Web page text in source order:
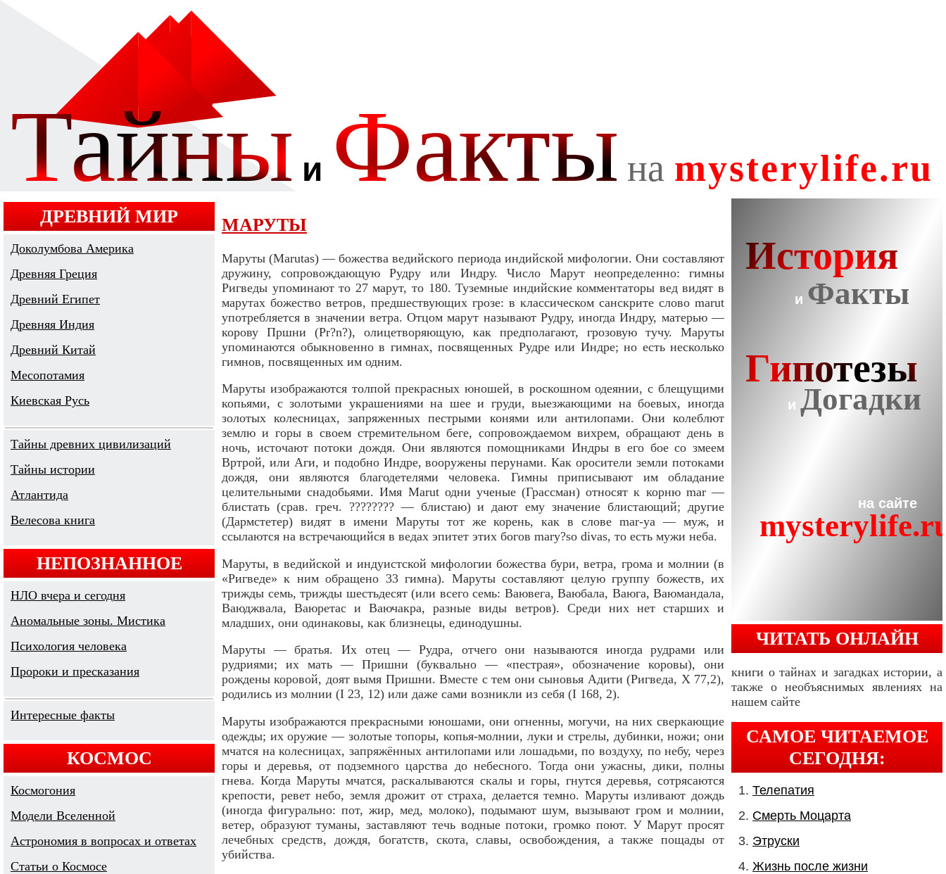
ДРЕВНИЙ МИР
Доколумбова Америка
Древняя Греция
Древний Египет
Древняя Индия
Древний Китай
Месопотамия
Киевская Русь
Тайны древних цивилизаций
Тайны истории
Атлантида
Велесова книга
НЕПОЗНАННОЕ
НЛО вчера и сегодня
Аномальные зоны. Мистика
Психология человека
Пророки и пресказания
Интересные факты
КОСМОС
Космогония
Модели Вселенной
Астрономия в вопросах и ответах
Cтатьи о Космосе
МАРУТЫ
Маруты (Marutas) — божества ведийского периода индийской мифологии. Они составляют
дружину, сопровождающую Рудру или Индру. Число Марут неопределенно: гимны
Ригведы упоминают то 27 марут, то 180. Туземные индийские комментаторы вед видят в
марутах божество ветров, предшествующих грозе: в классическом санскрите слово marut
употребляется в значении ветра.Отцом марут называют Рудру, иногда Индру, матерью —
корову Пршни (Pr?n?), олицетворяющую, как предполагают, грозовую тучу. Маруты
упоминаются обыкновенно в гимнах, посвященных Рудре или Индре; но есть несколько
гимнов, посвященных им одним.
Маруты изображаются толпой прекрасных юношей, в роскошном одеянии, с блещущими
копьями, с золотыми украшениями на шее и груди, выезжающими на боевых, иногда
золотых колесницах, запряженных пестрыми конями или антилопами. Они колеблют
землю и горы в своем стремительном беге, сопровождаемом вихрем, обращают день в
ночь, источают потоки дождя. Они являются помощниками Индры в его бое со змеем
Вртрой, или Аги, и подобно Индре, вооружены перунами. Как оросители земли потоками
дождя, они являются благодетелями человека. Гимны приписывают им обладание
целительными снадобьями. Имя Маrut одни ученые (Грассман) относят к корню mar —
блистать (срав. греч. ???????? — блистаю) и дают ему значение блистающий; другие
(Дармстетер) видят в имени Маруты тот же корень, как в слове mar-ya — муж, и
ссылаются на встречающийся в ведах эпитет этих богов mary?so divas, то есть мужи неба.
Маруты, в ведийской и индуистской мифологии божества бури, ветра, грома и молнии (в
«Ригведе» к ним обращено 33 гимна). Маруты составляют целую группу божеств, их
трижды семь, трижды шестьдесят (или всего семь: Ваювега, Ваюбала, Ваюга, Ваюмандала,
Ваюджвала, Ваюретас и Ваючакра, разные виды ветров). Среди них нет старших и
младших, они одинаковы, как близнецы, единодушны.
Маруты — братья. Их отец — Рудра, отчего они называются иногда рудрами или
рудриями; их мать — Пришни (буквально — «пестрая», обозначение коровы), они
рождены коровой, доят вымя Пришни. Вместе с тем они сыновья Адити (Pигведа, X 77,2),
родились из молнии (I 23, 12) или даже сами возникли из себя (I 168, 2).
Маруты изображаются прекрасными юношами, они огненны, могучи, на них сверкающие
одежды; их оружие — золотые топоры, копья-молнии, луки и стрелы, дубинки, ножи; они
мчатся на колесницах, запряжённых антилопами или лошадьми, по воздуху, по небу, через
горы и деревья, от подземного царства до небесного. Тогда они ужасны, дики, полны
гнева. Когда Маруты мчатся, раскалываются скалы и горы, гнутся деревья, сотрясаются
крепости, ревет небо, земля дрожит от страха, делается темно. Маруты изливают дождь
(иногда фигурально: пот, жир, мед, молоко), подымают шум, вызывают гром и молнии,
ветер, образуют туманы, заставляют течь водные потоки, громко поют. У Марут просят
лечебных средств, дождя, богатств, скота, славы, освобождения, а также пощады от
убийства.
ЧИТАТЬ ОНЛАЙН
книги о тайнах и загадках истории, а
также о необъяснимых явлениях на
нашем сайте
САМОЕ ЧИТАЕМОЕ
СЕГОДНЯ:
Телепатия
Смерть Моцарта
Этруски
Жизнь после жизни